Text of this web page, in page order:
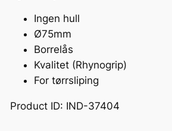
Ingen hull
Ø75mm
Borrelås
Kvalitet (Rhynogrip)
For tørrsliping
Product ID: IND-37404